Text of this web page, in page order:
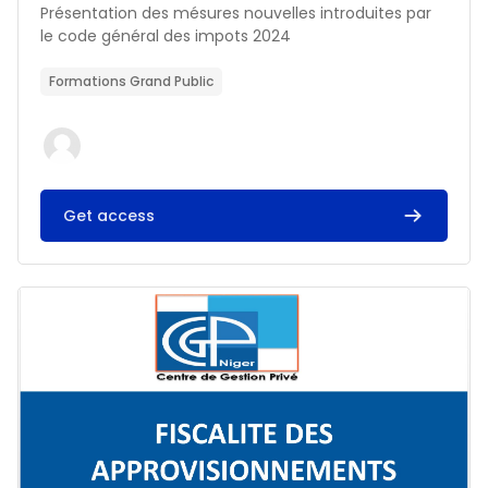
Résumé du cours :
Présentation des mésures nouvelles introduites par
le code général des impots 2024
Formations Grand Public
Get access
Image du cours FISCALITE DES APPROVISIONNEMENTS